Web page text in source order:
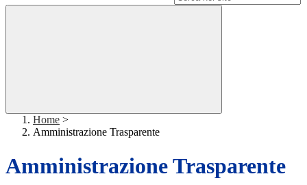
Home >
Amministrazione Trasparente
Amministrazione Trasparente